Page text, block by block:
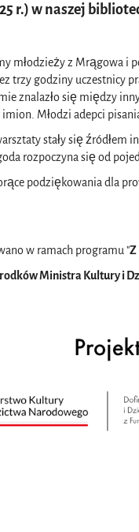
r.) w naszej
młodzieży z Mrągowa i
trzy godziny uczestnicy
znalazło się między
Młodzi adepci
stały się źródłem
rozpoczyna się od
podziękowania dla
w ramach programu "Z
Ministra Kultury i